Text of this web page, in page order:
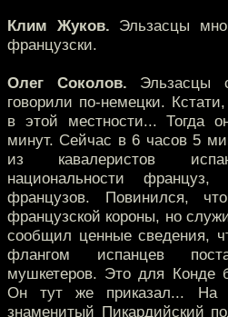
Клим Жуков. Эльзасцы
французски.
Олег Соколов. Эльзасцы
говорили по-немецки.
в этой местности... Тогда
минут. Сейчас в 6 часов 5
из кавалеристов
национальности
французов. Повинился,
французской короны, но
сообщил ценные сведения,
флангом испанцев
мушкетеров. Это для Конде
Он тут же приказал... На
знаменитый Пикардийский